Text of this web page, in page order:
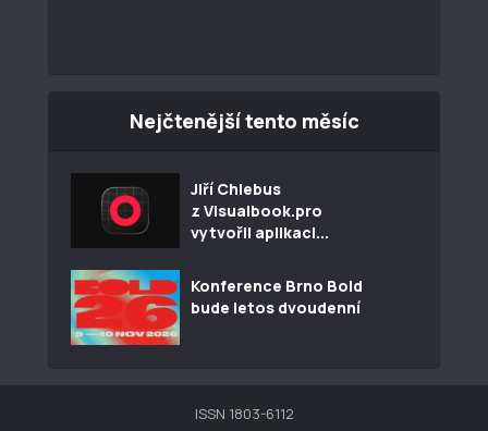
Nejčtenější tento měsíc
Jiří Chlebus
z Visualbook.pro
vytvořil aplikaci...
Konference Brno Bold
bude letos dvoudenní
ISSN 1803-6112